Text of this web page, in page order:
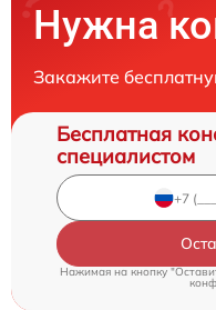
Нужна
Закажите
Бесплатная
специалистом
Нажимая на кнопку